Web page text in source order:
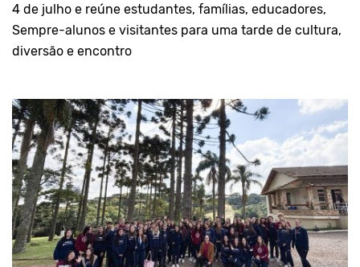
4 de julho e reúne estudantes, famílias, educadores,
Sempre-alunos e visitantes para uma tarde de cultura,
diversão e encontro